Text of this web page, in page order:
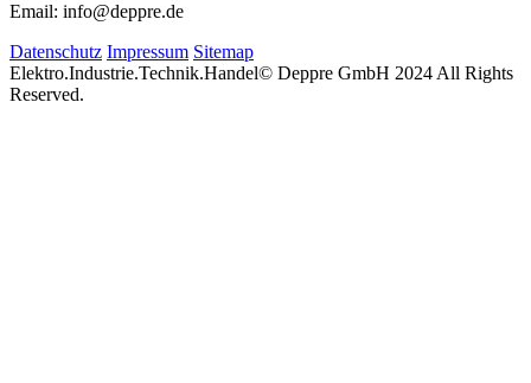
Email: info@deppre.de
Datenschutz Impressum Sitemap
Elektro.Industrie.Technik.Handel© Deppre GmbH 2024 All Rights
Reserved.